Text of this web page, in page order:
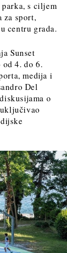
s ciljem
za sport,
centru grada.
Sunset
4. do 6.
medija i
Del
o